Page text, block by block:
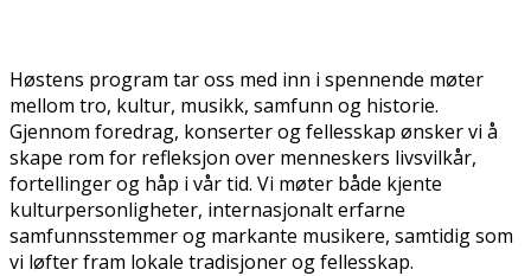
Høstens program tar oss med inn i spennende møter
mellom tro, kultur, musikk, samfunn og historie.
Gjennom foredrag, konserter og fellesskap ønsker vi å
skape rom for refleksjon over menneskers livsvilkår,
fortellinger og håp i vår tid. Vi møter både kjente
kulturpersonligheter, internasjonalt erfarne
samfunnsstemmer og markante musikere, samtidig som
vi løfter fram lokale tradisjoner og fellesskap.